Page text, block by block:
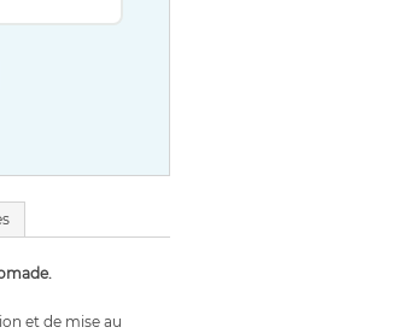
et de mise au